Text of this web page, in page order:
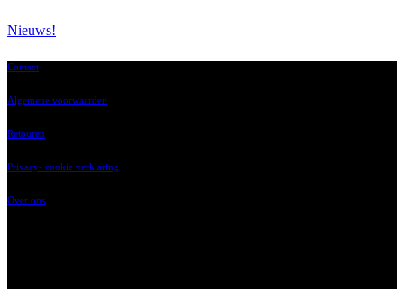
Nieuws!
Contact
Algemene voorwaarden
Retouren
Privacy- cookie verklaring
Over ons